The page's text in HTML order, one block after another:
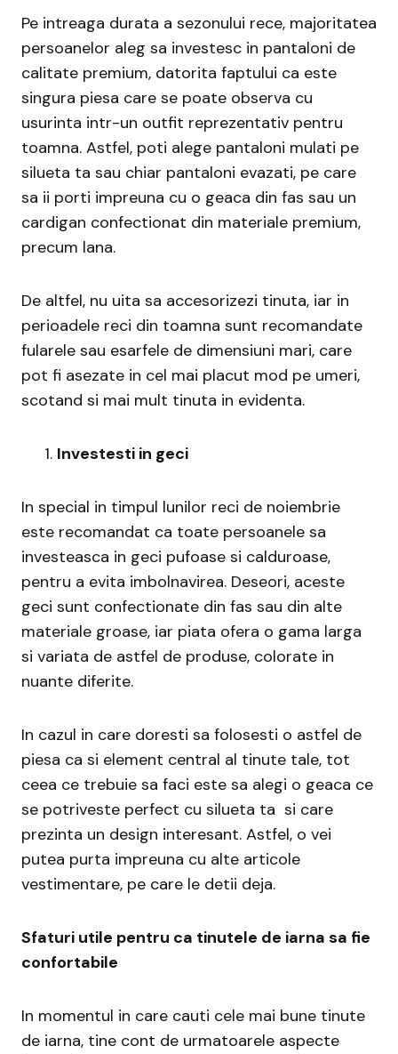
Pe intreaga durata a sezonului rece, majoritatea
persoanelor aleg sa investesc in pantaloni de
calitate premium, datorita faptului ca este
singura piesa care se poate observa cu
usurinta intr-un outfit reprezentativ pentru
toamna. Astfel, poti alege pantaloni mulati pe
silueta ta sau chiar pantaloni evazati, pe care
sa ii porti impreuna cu o geaca din fas sau un
cardigan confectionat din materiale premium,
precum lana.
De altfel, nu uita sa accesorizezi tinuta, iar in
perioadele reci din toamna sunt recomandate
fularele sau esarfele de dimensiuni mari, care
pot fi asezate in cel mai placut mod pe umeri,
scotand si mai mult tinuta in evidenta.
Investesti in geci
In special in timpul lunilor reci de noiembrie
este recomandat ca toate persoanele sa
investeasca in geci pufoase si calduroase,
pentru a evita imbolnavirea. Deseori, aceste
geci sunt confectionate din fas sau din alte
materiale groase, iar piata ofera o gama larga
si variata de astfel de produse, colorate in
nuante diferite.
In cazul in care doresti sa folosesti o astfel de
piesa ca si element central al tinute tale, tot
ceea ce trebuie sa faci este sa alegi o geaca ce
se potriveste perfect cu silueta ta si care
prezinta un design interesant. Astfel, o vei
putea purta impreuna cu alte articole
vestimentare, pe care le detii deja.
Sfaturi utile pentru ca tinutele de iarna sa fie
confortabile
In momentul in care cauti cele mai bune tinute
de iarna, tine cont de urmatoarele aspecte